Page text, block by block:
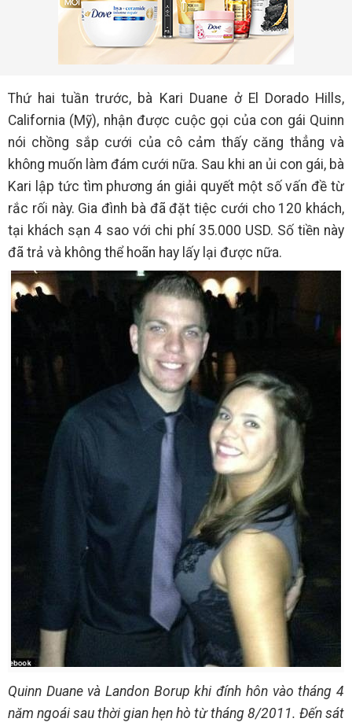
Thứ hai tuần trước, bà Kari Duane ở El Dorado Hills,
California (Mỹ), nhận được cuộc gọi của con gái Quinn
nói chồng sắp cưới của cô cảm thấy căng thẳng và
không muốn làm đám cưới nữa. Sau khi an ủi con gái, bà
Kari lập tức tìm phương án giải quyết một số vấn đề từ
rắc rối này. Gia đình bà đã đặt tiệc cưới cho 120 khách,
tại khách sạn 4 sao với chi phí 35.000 USD. Số tiền này
đã trả và không thể hoãn hay lấy lại được nữa.
Quinn Duane và Landon Borup khi đính hôn vào tháng 4
năm ngoái sau thời gian hẹn hò từ tháng 8/2011. Đến sát